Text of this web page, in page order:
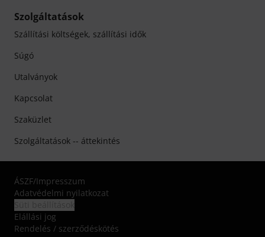
Szolgáltatások
Szállítási költségek, szállítási idők
Súgó
Utalványok
Kapcsolat
Szaküzlet
Szolgáltatások -- áttekintés
ÁSZF/Impresszum
Adatvédelmi nyilatkozat
Elállási jog
Rendelés / szerződéskötés